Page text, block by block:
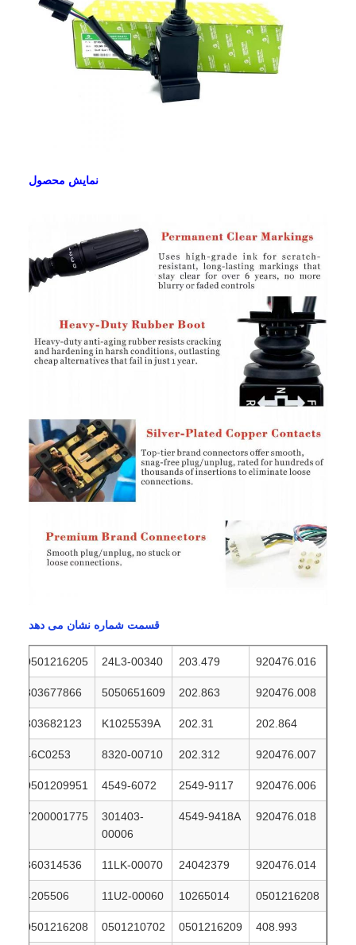
نمایش محصول
قسمت شماره نشان می دهد
920476.016
203.479
24L3-00340
0501216205
920476.008
202.863
5050651609
803677866
202.864
202.31
K1025539A
803682123
920476.007
202.312
8320-00710
46C0253
920476.006
2549-9117
4549-6072
0501209951
920476.018
4549-9418A
301403-
00006
7200001775
920476.014
24042379
11LK-00070
860314536
0501216208
10265014
11U2-00060
4205506
408.993
0501216209
0501210702
0501216208